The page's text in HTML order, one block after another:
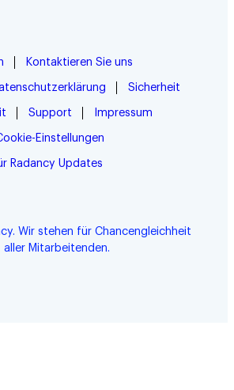
Kontaktieren Sie uns
Sicherheit
Support Impressum
Einstellungen
Radancy Updates
Wir stehen für Chancengleichheit
aller Mitarbeitenden.